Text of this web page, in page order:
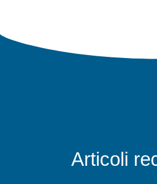
Articoli